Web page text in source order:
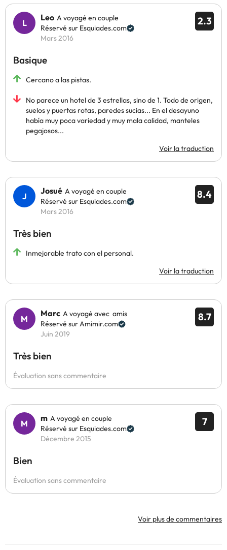
2.3
Leo A voyagé en couple
Réservé sur Esquiades.com
Mars 2016
Basique
Cercano a las pistas.
No parece un hotel de 3 estrellas, sino de 1. Todo de origen,
suelos y puertas rotas, paredes sucias... En el desayuno
había muy poca variedad y muy mala calidad, manteles
pegajosos...
Voir la traduction
8.4
Josué A voyagé en couple
Réservé sur Esquiades.com
Mars 2016
Très bien
Inmejorable trato con el personal.
Voir la traduction
8.7
Marc A voyagé avec amis
Réservé sur Amimir.com
Juin 2019
Très bien
Évaluation sans commentaire
7
m A voyagé en couple
Réservé sur Esquiades.com
Décembre 2015
Bien
Évaluation sans commentaire
Voir plus de commentaires